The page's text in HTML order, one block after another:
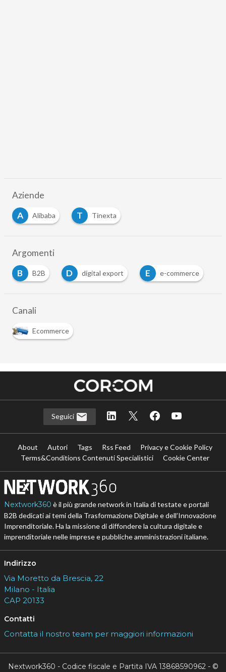
Aziende
A
Alibaba T Tinexta
Argomenti
B
B2B D digital export E e-commerce
Canali
Ecommerce
Seguici
About Autori Tags Rss Feed
Privacy e Cookie Policy
Terms&Conditions Contenuti Specialistici
Cookie Center
Nextwork360 è il più grande network in Italia di testate e portali
B2B dedicati ai temi della Trasformazione Digitale e dell’Innovazione
Imprenditoriale. Ha la missione di diffondere la cultura digitale e
imprenditoriale nelle imprese e pubbliche amministrazioni italiane.
Indirizzo
Via Moretto da Brescia, 22
Milano - Italia
CAP 20133
Contatti
Contatta il nostro team per maggiori informazioni
Nextwork360 - Codice fiscale e Partita IVA 13868590962 - ©